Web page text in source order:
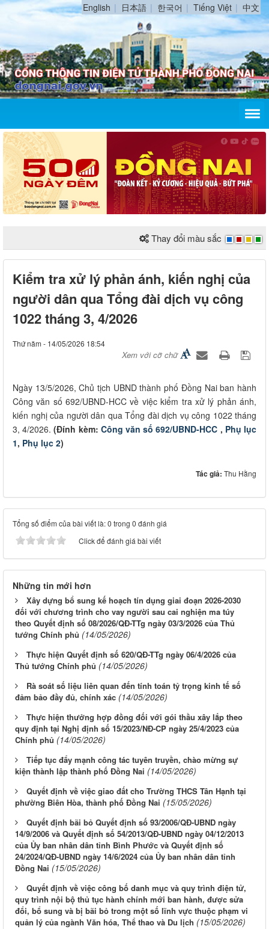
English 日本語 한국어 Tiếng Việt 中文
Thay đổi màu sắc
Kiểm tra xử lý phản ánh, kiến nghị của
người dân qua Tổng đài dịch vụ công
1022 tháng 3, 4/2026
Thứ năm - 14/05/2026 18:54
Xem với cỡ chữ
Ngày 13/5/2026, Chủ tịch UBND thành phố Đồng Nai ban hành
Công văn số 692/UBND-HCC về việc kiểm tra xử lý phản ánh,
kiến nghị của người dân qua Tổng đài dịch vụ công 1022 tháng
3, 4/2026. (Đính kèm: Công văn số 692/UBND-HCC , Phụ lục
1, Phụ lục 2)
Tác giả: Thu Hằng
Tổng số điểm của bài viết là: 0 trong 0 đánh giá
Click để đánh giá bài viết
Những tin mới hơn
Xây dựng bổ sung kế hoạch tín dụng giai đoạn 2026-2030
đối với chương trình cho vay người sau cai nghiện ma túy
theo Quyết định số 08/2026/QĐ-TTg ngày 03/3/2026 của Thủ
tướng Chính phủ (14/05/2026)
Thực hiện Quyết định số 620/QĐ-TTg ngày 06/4/2026 của
Thủ tướng Chính phủ (14/05/2026)
Rà soát số liệu liên quan đến tính toán tỷ trọng kinh tế số
đảm bảo đầy đủ, chính xác (14/05/2026)
Thực hiện thưởng hợp đồng đối với gói thầu xây lắp theo
quy định tại Nghị định số 15/2023/NĐ-CP ngày 25/4/2023 của
Chính phủ (14/05/2026)
Tiếp tục đẩy mạnh công tác tuyên truyền, chào mừng sự
kiện thành lập thành phố Đồng Nai (14/05/2026)
Quyết định về việc giao đất cho Trường THCS Tân Hạnh tại
phường Biên Hòa, thành phố Đồng Nai (15/05/2026)
Quyết định bãi bỏ Quyết định số 93/2006/QĐ-UBND ngày
14/9/2006 và Quyết định số 54/2013/QĐ-UBND ngày 04/12/2013
của Ủy ban nhân dân tỉnh Bình Phước và Quyết định số
24/2024/QĐ-UBND ngày 14/6/2024 của Ủy ban nhân dân tỉnh
Đồng Nai (15/05/2026)
Quyết định về việc công bố danh mục và quy trình điện tử,
quy trình nội bộ thủ tục hành chính mới ban hành, được sửa
đổi, bổ sung và bị bãi bỏ trong một số lĩnh vực thuộc phạm vi
quản lý của ngành Văn hóa, Thể thao và Du lịch (15/05/2026)